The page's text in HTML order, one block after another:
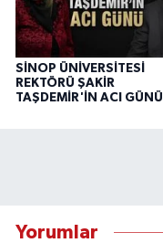
SİNOP ÜNİVERSİTESİ
REKTÖRÜ ŞAKİR
TAŞDEMİR'İN ACI GÜNÜ
Yorumlar